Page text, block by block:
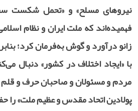
نیروهای مسلح» و «تحمل شکست
فهمیده‌اند که ملت ایران و نظام
زانو درآورد و گوش به‌فرمان کرد؛
با «ایجاد اختلاف در کشور» دنبال
مردم و مسئولان و صاحبان حرف و قلم
پولادین اتحاد مقدس و عظیم ملت» را